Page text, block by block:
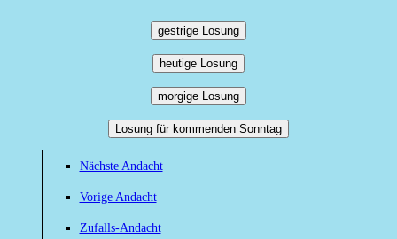
gestrige Losung
heutige Losung
morgige Losung
Losung für kommenden Sonntag
Nächste Andacht
Vorige Andacht
Zufalls-Andacht